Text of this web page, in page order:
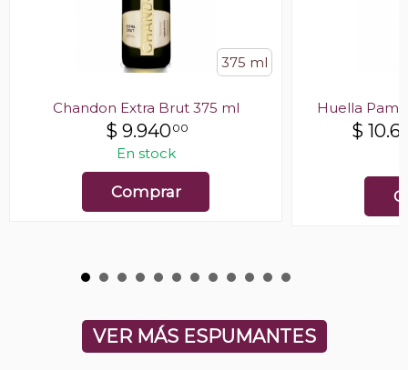
375 ml
Chandon Extra Brut 375 ml
$ 9.94000
En stock
Comprar
Huella
$
VER MÁS ESPUMANTES